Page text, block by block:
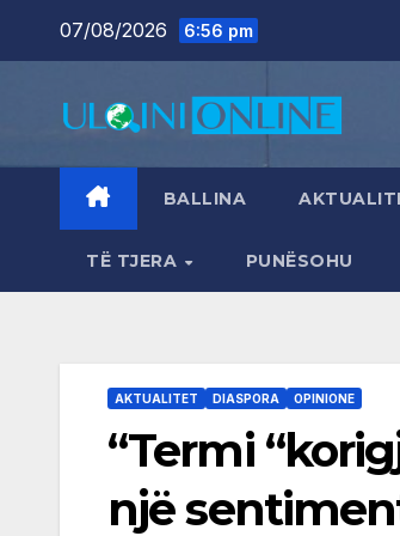
07/08/2026 6:56 pm
BALLINA
TË TJERA PUNËSOHU
AKTUALITET DIASPORA OPINIONE
“Termi
një